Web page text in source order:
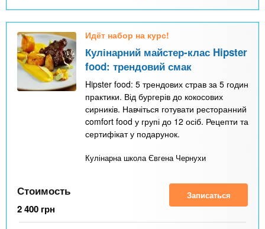
Идёт набор на курс!
Кулінарний майстер-клас Hipster
food: трендовий смак
Hipster food: 5 трендових страв за 5 годин
практики. Від бургерів до кокосових
сирників. Навчіться готувати ресторанний
comfort food у групі до 12 осіб. Рецепти та
сертифікат у подарунок.
Кулінарна школа Євгена Чернухи
Стоимость
2 400 грн
Записаться